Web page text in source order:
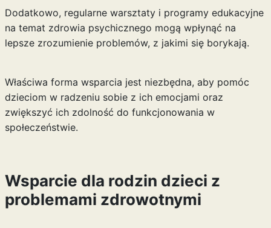
Dodatkowo, regularne warsztaty i programy edukacyjne
na temat zdrowia psychicznego mogą wpłynąć na
lepsze zrozumienie problemów, z jakimi się borykają.
Właściwa forma wsparcia jest niezbędna, aby pomóc
dzieciom w radzeniu sobie z ich emocjami oraz
zwiększyć ich zdolność do funkcjonowania w
społeczeństwie.
Wsparcie dla rodzin dzieci z
problemami zdrowotnymi